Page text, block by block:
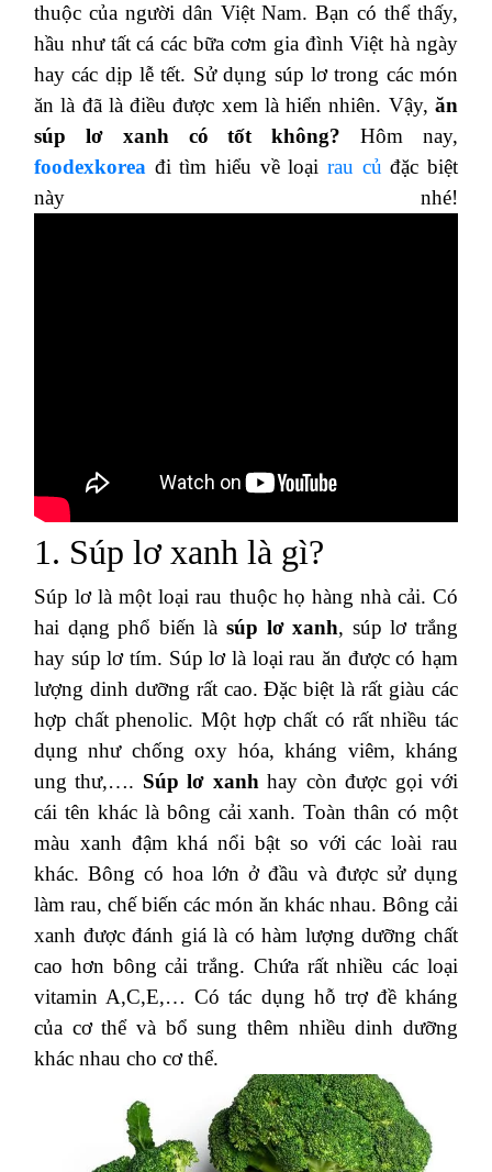
thuộc của người dân Việt Nam. Bạn có thể thấy,
hầu như tất cá các bữa cơm gia đình Việt hà ngày
hay các dịp lễ tết. Sử dụng súp lơ trong các món
ăn là đã là điều được xem là hiển nhiên. Vậy, ăn
súp lơ xanh có tốt không? Hôm nay,
foodexkorea đi tìm hiểu về loại rau củ đặc biệt
này nhé!
1. Súp lơ xanh là gì?
Súp lơ là một loại rau thuộc họ hàng nhà cải. Có
hai dạng phổ biến là súp lơ xanh, súp lơ trắng
hay súp lơ tím. Súp lơ là loại rau ăn được có hạm
lượng dinh dưỡng rất cao. Đặc biệt là rất giàu các
hợp chất phenolic. Một hợp chất có rất nhiều tác
dụng như chống oxy hóa, kháng viêm, kháng
ung thư,…. Súp lơ xanh hay còn được gọi với
cái tên khác là bông cải xanh. Toàn thân có một
màu xanh đậm khá nổi bật so với các loài rau
khác. Bông có hoa lớn ở đầu và được sử dụng
làm rau, chế biến các món ăn khác nhau. Bông cải
xanh được đánh giá là có hàm lượng dưỡng chất
cao hơn bông cải trắng. Chứa rất nhiều các loại
vitamin A,C,E,… Có tác dụng hỗ trợ đề kháng
của cơ thể và bổ sung thêm nhiều dinh dưỡng
khác nhau cho cơ thể.